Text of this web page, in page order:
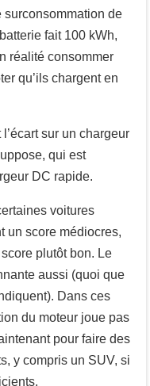
surconsommation de
fait 100 kWh,
réalité consommer
qu’ils chargent en
sur un chargeur
qui est
DC rapide.
voitures
un score médiocres,
plutôt bon. Le
aussi (quoi que
Dans ces
du moteur joue pas
pour faire des
y compris un SUV, si